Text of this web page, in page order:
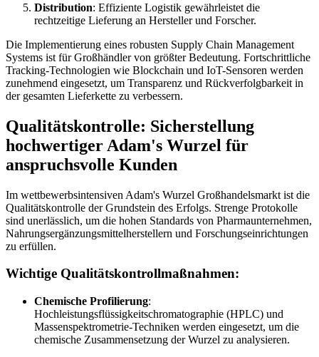
Distribution: Effiziente Logistik gewährleistet die
rechtzeitige Lieferung an Hersteller und Forscher.
Die Implementierung eines robusten Supply Chain Management
Systems ist für Großhändler von größter Bedeutung. Fortschrittliche
Tracking-Technologien wie Blockchain und IoT-Sensoren werden
zunehmend eingesetzt, um Transparenz und Rückverfolgbarkeit in
der gesamten Lieferkette zu verbessern.
Qualitätskontrolle: Sicherstellung
hochwertiger Adam's Wurzel für
anspruchsvolle Kunden
Im wettbewerbsintensiven Adam's Wurzel Großhandelsmarkt ist die
Qualitätskontrolle der Grundstein des Erfolgs. Strenge Protokolle
sind unerlässlich, um die hohen Standards von Pharmaunternehmen,
Nahrungsergänzungsmittelherstellern und Forschungseinrichtungen
zu erfüllen.
Wichtige Qualitätskontrollmaßnahmen:
Chemische Profilierung:
Hochleistungsflüssigkeitschromatographie (HPLC) und
Massenspektrometrie-Techniken werden eingesetzt, um die
chemische Zusammensetzung der Wurzel zu analysieren.